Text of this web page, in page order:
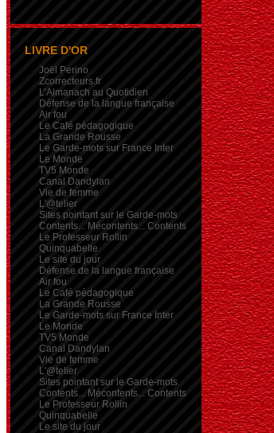
LIVRE D'OR
Joël Perino
Zcorrecteurs.fr
L’Almanach au Quotidien
Défense de la langue française
Air fou
Le Café pédagogique
La Grande Rousse
Le Garde-mots sur France Inter
Le Monde
TV5 Monde
Canal Dandylan
Vie de femme
L'@telier
Sites pointant sur le Garde-mots
Contents... Mécontents... Contents
Le Professeur Rollin
Quinquabelle
Le site du jour
Défense de la langue française
Air fou
Le Café pédagogique
La Grande Rousse
Le Garde-mots sur France Inter
Le Monde
TV5 Monde
Canal Dandylan
Vie de femme
L'@telier
Sites pointant sur le Garde-mots
Contents... Mécontents... Contents
Le Professeur Rollin
Quinquabelle
Le site du jour